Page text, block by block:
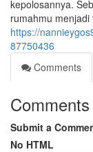
kepolosannya.
rumahmu
https://
87750436
Comments
Comments
Submit a
No HTML